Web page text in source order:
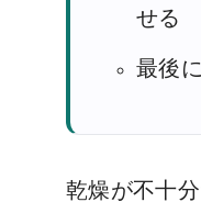
せる
最後
乾燥が不十